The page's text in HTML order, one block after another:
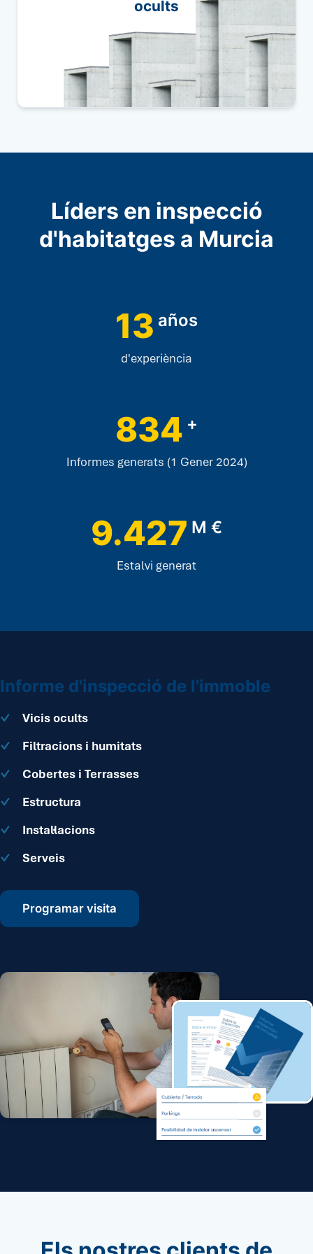
ocults
reparacions costoses.
Líders en inspecció
d'habitatges a Murcia
13 años
d'experiència
834 +
Informes generats (1 Gener 2024)
9.427 M €
Estalvi generat
Informe d'inspecció de l'immoble
Vicis ocults
Filtracions i humitats
Cobertes i Terrasses
Estructura
Instal·lacions
Serveis
Programar visita